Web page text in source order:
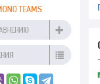
TEAMS